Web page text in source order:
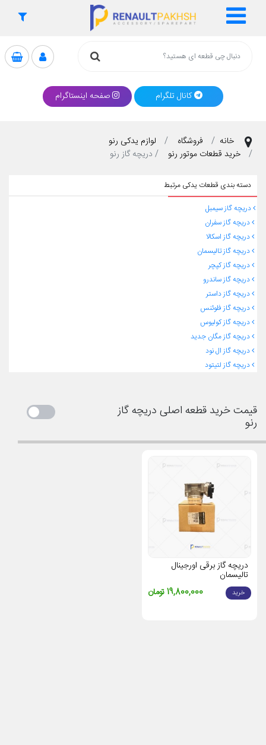
کانال تلگرام صفحه اینستاگرام
خانه فروشگاه
لوازم یدکی رنو
خرید قطعات موتور رنو
دریچه گاز رنو
دسته بندی قطعات یدکی مرتبط
دریچه گاز سیمبل
دریچه گاز سفران
دریچه گاز اسکالا
دریچه گاز تالیسمان
دریچه گاز کپچر
دریچه گاز ساندرو
دریچه گاز داستر
دریچه گاز فلوئنس
دریچه گاز کولیوس
دریچه گاز مگان جدید
دریچه گاز ال نود
دریچه گاز لتیتود
قیمت خرید قطعه اصلی دریچه گاز
رنو
دریچه گاز برقی اورجینال
تالیسمان
خرید 19,800,000 تومان